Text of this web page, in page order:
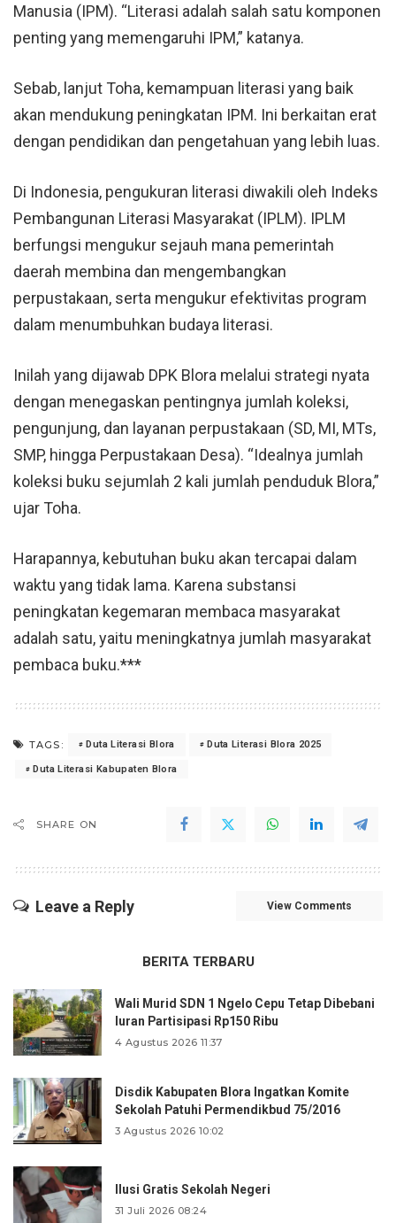
Manusia (IPM). “Literasi adalah salah satu komponen
penting yang memengaruhi IPM,” katanya.
Sebab, lanjut Toha, kemampuan literasi yang baik
akan mendukung peningkatan IPM. Ini berkaitan erat
dengan pendidikan dan pengetahuan yang lebih luas.
Di Indonesia, pengukuran literasi diwakili oleh Indeks
Pembangunan Literasi Masyarakat (IPLM). IPLM
berfungsi mengukur sejauh mana pemerintah
daerah membina dan mengembangkan
perpustakaan, serta mengukur efektivitas program
dalam menumbuhkan budaya literasi.
Inilah yang dijawab DPK Blora melalui strategi nyata
dengan menegaskan pentingnya jumlah koleksi,
pengunjung, dan layanan perpustakaan (SD, MI, MTs,
SMP, hingga Perpustakaan Desa). “Idealnya jumlah
koleksi buku sejumlah 2 kali jumlah penduduk Blora,”
ujar Toha.
Harapannya, kebutuhan buku akan tercapai dalam
waktu yang tidak lama. Karena substansi
peningkatan kegemaran membaca masyarakat
adalah satu, yaitu meningkatnya jumlah masyarakat
pembaca buku.***
TAGS: Duta Literasi Blora Duta Literasi Blora 2025
Duta Literasi Kabupaten Blora
SHARE ON
Leave a Reply View Comments
BERITA TERBARU
Wali Murid SDN 1 Ngelo Cepu Tetap Dibebani
Iuran Partisipasi Rp150 Ribu
4 Agustus 2026 11:37
Disdik Kabupaten Blora Ingatkan Komite
Sekolah Patuhi Permendikbud 75/2016
3 Agustus 2026 10:02
Ilusi Gratis Sekolah Negeri
31 Juli 2026 08:24